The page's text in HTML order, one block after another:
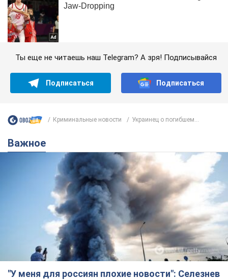
Ты еще не читаешь наш Telegram? А зря! Подписывайся
Подписаться Подписаться
Криминальные новости Украинец о погибшем...
Важное
"У меня для россиян плохие новости": Селезнев